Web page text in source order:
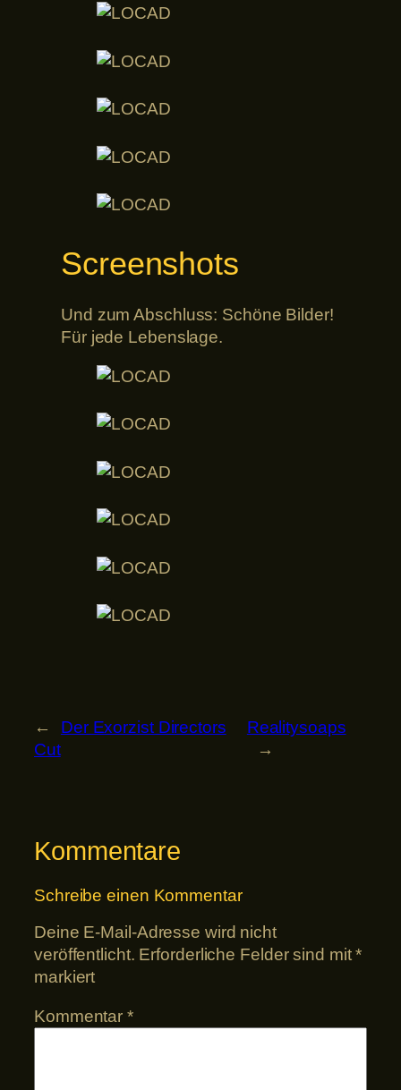
Screenshots
Und zum Abschluss: Schöne Bilder!
Für jede Lebenslage.
←
Der Exorzist Directors
Cut
Realitysoaps
→
Kommentare
Schreibe einen Kommentar
Deine E-Mail-Adresse wird nicht
veröffentlicht. Erforderliche Felder sind mit*
markiert
Kommentar*